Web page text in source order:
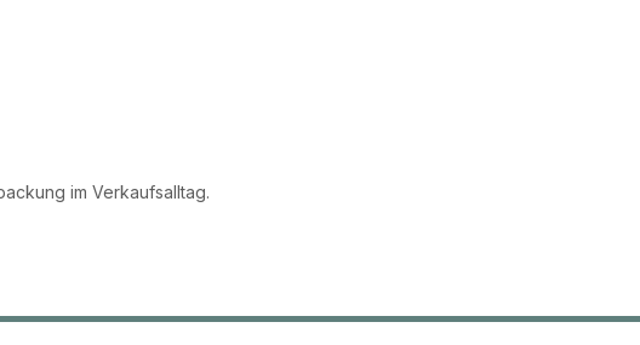
im Verkaufsalltag.